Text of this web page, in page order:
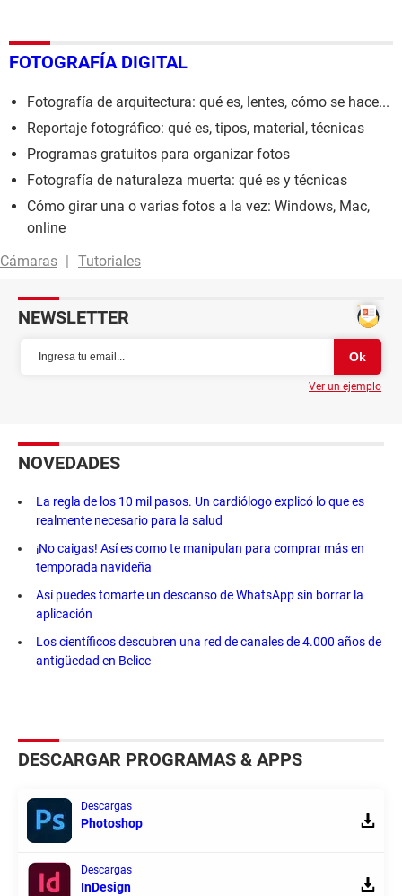
FOTOGRAFÍA DIGITAL
Fotografía de arquitectura: qué es, lentes, cómo se hace...
Reportaje fotográfico: qué es, tipos, material, técnicas
Programas gratuitos para organizar fotos
Fotografía de naturaleza muerta: qué es y técnicas
Cómo girar una o varias fotos a la vez: Windows, Mac,
online
Cámaras
Tutoriales
NEWSLETTER
Ver un ejemplo
NOVEDADES
La regla de los 10 mil pasos. Un cardiólogo explicó lo que es
realmente necesario para la salud
¡No caigas! Así es como te manipulan para comprar más en
temporada navideña
Así puedes tomarte un descanso de WhatsApp sin borrar la
aplicación
Los científicos descubren una red de canales de 4.000 años de
antigüedad en Belice
DESCARGAR PROGRAMAS & APPS
Descargas
Photoshop
Descargas
InDesign